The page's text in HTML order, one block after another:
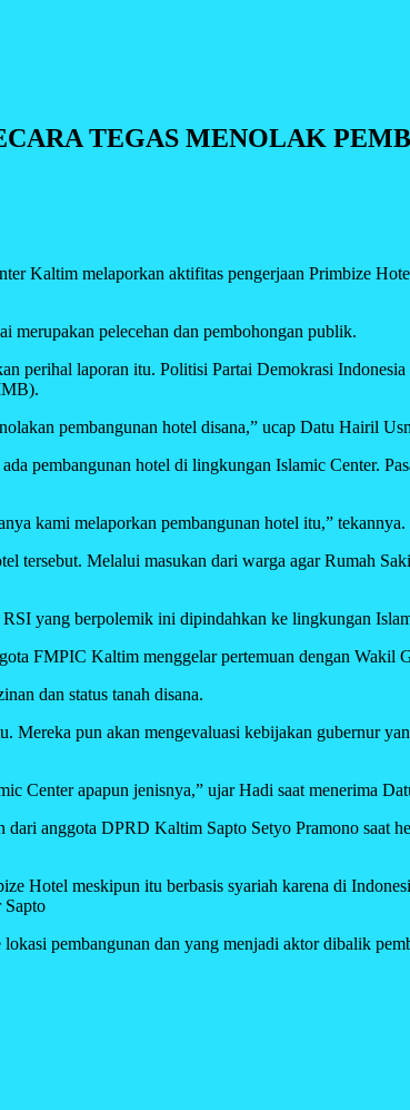
TEGAS MENOLAK
melaporkan aktifitas pengerjaan Primbize
merupakan pelecehan dan pembohongan publik.
laporan itu. Politisi Partai Demokrasi
pembangunan hotel disana,” ucap Datu Hairil
pembangunan hotel di lingkungan Islamic Center.
kami melaporkan pembangunan hotel itu,” tekannya.
tersebut. Melalui masukan dari warga agar Rumah
yang berpolemik ini dipindahkan ke lingkungan
FMPIC Kaltim menggelar pertemuan dengan
dan status tanah disana.
Mereka pun akan mengevaluasi kebijakan gubernur
Center apapun jenisnya,” ujar Hadi saat menerima
anggota DPRD Kaltim Sapto Setyo Pramono saat
Hotel meskipun itu berbasis syariah karena di
Sapto
pembangunan dan yang menjadi aktor dibalik